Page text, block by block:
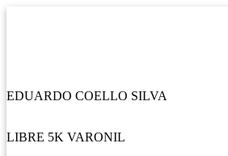
EDUARDO COELLO SILVA
LIBRE 5K VARONIL